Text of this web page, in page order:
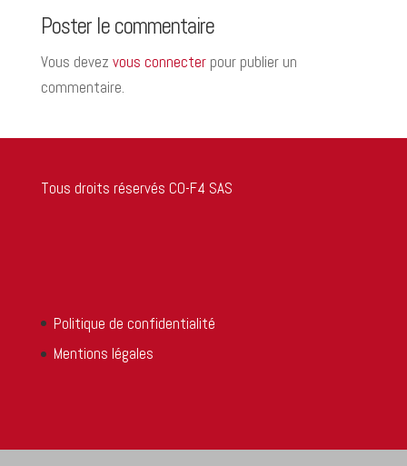
Poster le commentaire
Vous devez vous connecterpour publier un
commentaire.
Tous droits réservés CO-F4 SAS
Politique de confidentialité
Mentions légales